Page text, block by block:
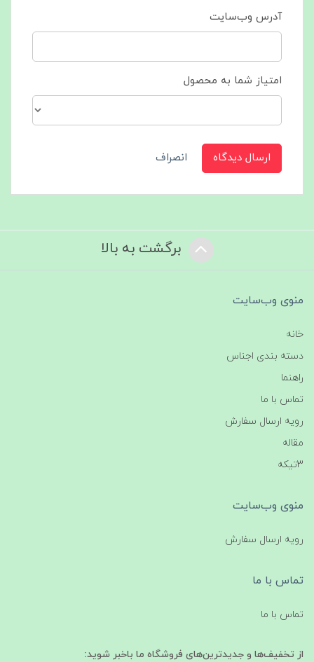
آدرس وب‌سایت
امتیاز شما به محصول
ارسال دیدگاه انصراف
برگشت به بالا
منوی وب‌سایت
خانه
دسته بندی اجناس
راهنما
تماس با ما
رویه ارسال سفارش
مقاله
3تیکه
منوی وب‌سایت
رویه ارسال سفارش
تماس با ما
تماس با ما
از تخفیف‌ها و جدیدترین‌های فروشگاه ما باخبر شوید: